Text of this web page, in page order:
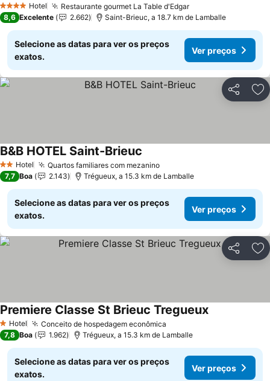
4 EstrelasHotel Restaurante gourmet La Table d'Edgar
8,6 Excelente 2.662 Saint-Brieuc, a 18.7 km de Lamballe
Selecione as datas para ver os preços
exatos.
Ver preços
Partilhar
2 Estrelas
Hotel Quartos familiares com mezanino
B&B HOTEL Saint-Brieuc
7,7 Boa 2.143 Trégueux, a 15.3 km de Lamballe
Selecione as datas para ver os preços
exatos.
Ver preços
Partilhar
1 Estrelas
Hotel Conceito de hospedagem econômica
Premiere Classe St Brieuc Tregueux
7,8 Boa 1.962 Trégueux, a 15.3 km de Lamballe
Selecione as datas para ver os preços
exatos.
Ver preços